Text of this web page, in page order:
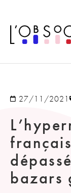
27/11/2021
bazars